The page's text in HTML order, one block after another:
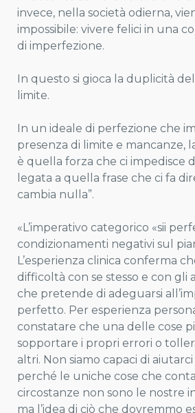
invece, nella società odierna,
impossibile: vivere felici in una
di imperfezione.
In questo si gioca la duplicità
limite.
In un ideale di perfezione che
presenza di limite e mancanze,
è quella forza che ci impedisce
legata a quella frase che ci fa
cambia nulla”.
«L’imperativo categorico «sii
condizionamenti negativi sul
L’esperienza clinica conferma
difficoltà con se stesso e con gli
che pretende di adeguarsi
perfetto. Per esperienza
constatare che una delle cose
sopportare i propri errori o
altri. Non siamo capaci di
perché le uniche cose che
circostanze non sono le nostre
ma l’idea di ciò che dovremmo